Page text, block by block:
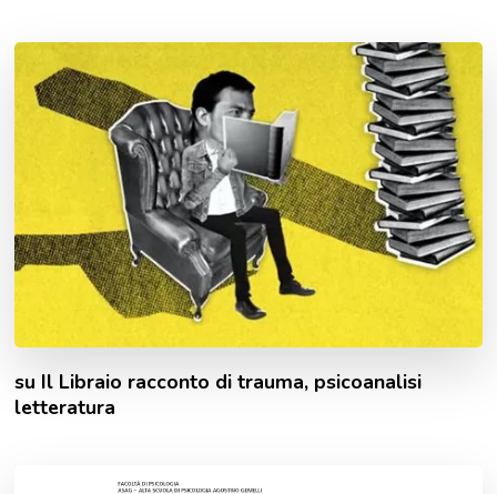
su Il Libraio racconto di trauma, psicoanalisi
letteratura